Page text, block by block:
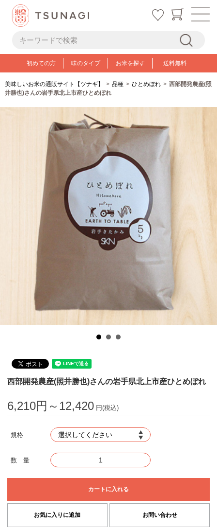
初めての方 味のタイプ お米を探す 送料無料
美味しいお米の通販サイト【ツナギ】 品種 ひとめぼれ
西部開発農産(照
井勝也)さんの岩手県北上市産ひとめぼれ
西部開発農産(照井勝也)さんの岩手県北上市産ひとめぼれ
6,210円～12,420 円(税込)
規格
数 量
カートに入れる
お気に入りに追加 お問い合わせ